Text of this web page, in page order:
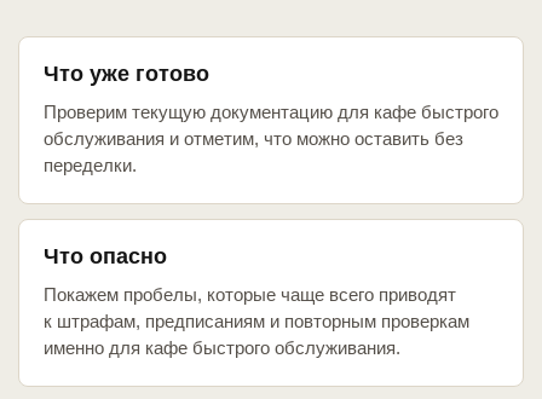
Что уже готово
Проверим текущую документацию для кафе быстрого
обслуживания и отметим, что можно оставить без
переделки.
Что опасно
Покажем пробелы, которые чаще всего приводят
к штрафам, предписаниям и повторным проверкам
именно для кафе быстрого обслуживания.